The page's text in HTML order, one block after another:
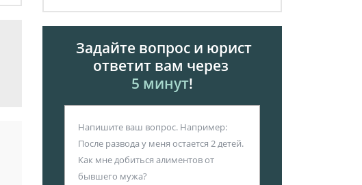
Задайте вопрос и юрист
ответит вам через
5 минут!